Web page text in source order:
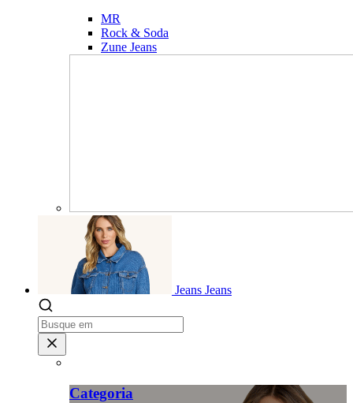
MR
Rock & Soda
Zune Jeans
Jeans Jeans
Categoria